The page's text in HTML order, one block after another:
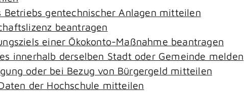
Betriebs gentechnischer Anlagen mitteilen
beantragen
einer Ökokonto-Maßnahme beantragen
innerhalb derselben Stadt oder Gemeinde melden
oder bei Bezug von Bürgergeld mitteilen
der Hochschule mitteilen